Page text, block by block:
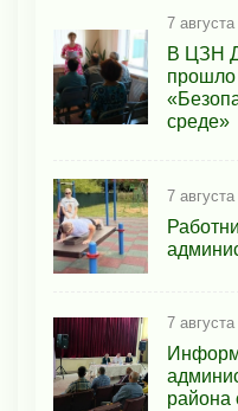
7
В ЦЗН
прошло
среде»
7
7
района